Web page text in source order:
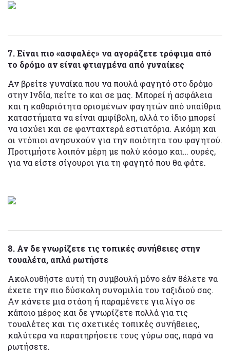
7. Είναι πιο «ασφαλές» να αγοράζετε τρόφιμα από
το δρόμο αν είναι φτιαγμένα από γυναίκες
Αν βρείτε γυναίκα που να πουλά φαγητό στο δρόμο
στην Ινδία, πείτε το και σε μας. Μπορεί ή ασφάλεια
και η καθαριότητα ορισμένων φαγητών από υπαίθρια
καταστήματα να είναι αμφίβολη, αλλά το ίδιο μπορεί
να ισχύει και σε φανταχτερά εστιατόρια. Ακόμη και
οι ντόπιοι ανησυχούν για την ποιότητα του φαγητού.
Προτιμήστε λοιπόν μέρη με πολύ κόσμο και… ουρές,
για να είστε σίγουροι για τη φαγητό που θα φάτε.
8. Αν δε γνωρίζετε τις τοπικές συνήθειες στην
τουαλέτα, απλά ρωτήστε
Ακολουθήστε αυτή τη συμβουλή μόνο εάν θέλετε να
έχετε την πιο δύσκολη συνομιλία του ταξιδιού σας.
Αν κάνετε μια στάση ή παραμένετε για λίγο σε
κάποιο μέρος και δε γνωρίζετε πολλά για τις
τουαλέτες και τις σχετικές τοπικές συνήθειες,
καλύτερα να παρατηρήσετε τους γύρω σας, παρά να
ρωτήσετε.